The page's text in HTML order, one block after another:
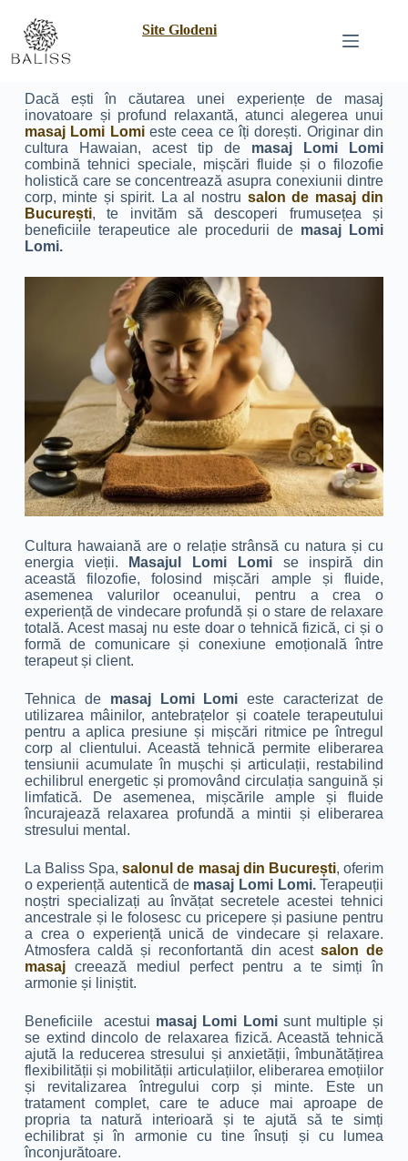
Site Glodeni
Dacă ești în căutarea unei experiențe de masaj
inovatoare și profund relaxantă, atunci alegerea unui
masaj Lomi Lomieste ceea ce îți dorești. Originar din
cultura Hawaian, acest tip de masaj Lomi Lomi
combină tehnici speciale, mișcări fluide și o filozofie
holistică care se concentrează asupra conexiunii dintre
corp, minte și spirit. La al nostru salon de masaj din
București, te invităm să descoperi frumusețea și
beneficiile terapeutice ale procedurii de masaj Lomi
Lomi.
Cultura hawaiană are o relație strânsă cu natura și cu
energia vieții.
Masajul Lomi Lomise inspiră din
această filozofie, folosind mișcări ample și fluide,
asemenea valurilor oceanului, pentru a crea o
experiență de vindecare profundă și o stare de relaxare
totală. Acest masaj nu este doar o tehnică fizică, ci și o
formă de comunicare și conexiune emoțională între
terapeut și client.
Tehnica demasaj Lomi Lomi este caracterizat de
utilizarea mâinilor, antebrațelor și coatele terapeutului
pentru a aplica presiune și mișcări ritmice pe întregul
corp al clientului. Această tehnică permite eliberarea
tensiunii acumulate în mușchi și articulații, restabilind
echilibrul energetic și promovând circulația sanguină și
limfatică. De asemenea, mișcările ample și fluide
încurajează relaxarea profundă a mintii și eliberarea
stresului mental.
La Baliss Spa,salonul de masaj din București, oferim
o experiență autentică de masaj Lomi Lomi.Terapeuții
noștri specializați au învățat secretele acestei tehnici
ancestrale și le folosesc cu pricepere și pasiune pentru
a crea o experiență unică de vindecare și relaxare.
Atmosfera caldă și reconfortantă din acest salon de
masajcreează mediul perfect pentru a te simți în
armonie și liniștit.
Beneficiile acestui masaj Lomi Lomisunt multiple și
se extind dincolo de relaxarea fizică. Această tehnică
ajută la reducerea stresului și anxietății, îmbunătățirea
flexibilității și mobilității articulațiilor, eliberarea emoțiilor
și revitalizarea întregului corp și minte. Este un
tratament complet, care te aduce mai aproape de
propria ta natură interioară și te ajută să te simți
echilibrat și în armonie cu tine însuți și cu lumea
înconjurătoare.